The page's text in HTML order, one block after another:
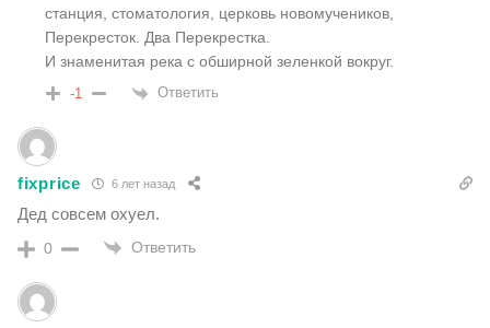
станция, стоматология, церковь новомучеников,
Перекресток. Два Перекрестка.
И знаменитая река с обширной зеленкой вокруг.
-1 Ответить
fixprice 6 лет назад
Дед совсем охуел.
0 Ответить